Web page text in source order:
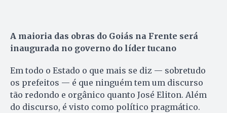
A maioria das obras do Goiás na Frente será
inaugurada no governo do líder tucano
Em todo o Estado o que mais se diz — sobretudo
os prefeitos — é que ninguém tem um discurso
tão redondo e orgânico quanto José Eliton. Além
do discurso, é visto como político pragmático.